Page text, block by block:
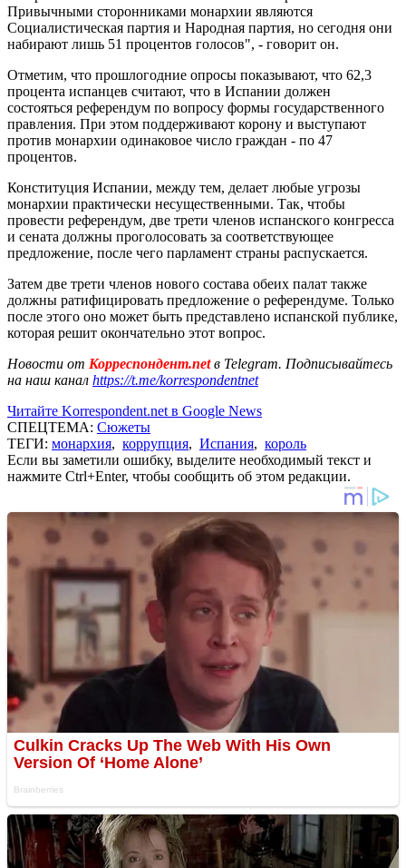
Привычными сторонниками монархии являются
Социалистическая партия и Народная партия, но сегодня они
набирают лишь 51 процентов голосов", - говорит он.
Отметим, что прошлогодние опросы показывают, что 62,3
процента испанцев считают, что в Испании должен
состояться референдум по вопросу формы государственного
правления. При этом поддерживают корону и выступают
против монархии одинаковое число граждан - по 47
процентов.
Конституция Испании, между тем, делает любые угрозы
монархии практически несущественными. Так, чтобы
провести референдум, две трети членов испанского конгресса
и сената должны проголосовать за соответствующее
предложение, после чего парламент страны распускается.
Затем две трети членов нового состава обеих палат также
должны ратифицировать предложение о референдуме. Только
после этого оно может быть представлено испанской публике,
которая решит окончательно этот вопрос.
Новости от Корреспондент.netв Telegram. Подписывайтесь
на наш канал https://t.me/korrespondentnet
Читайте Korrespondent.net в Google News
СПЕЦТЕМА: Сюжеты
ТЕГИ: монархия, коррупция, Испания, король
Если вы заметили ошибку, выделите необходимый текст и
нажмите Ctrl+Enter, чтобы сообщить об этом редакции.